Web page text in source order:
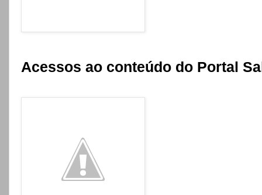
Acessos ao conteúdo do Portal